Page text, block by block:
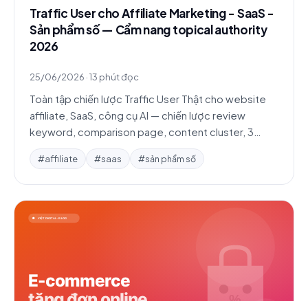
Traffic User cho Affiliate Marketing - SaaS -
Sản phẩm số — Cẩm nang topical authority
2026
25/06/2026 ·13 phút đọc
Toàn tập chiến lược Traffic User Thật cho website
affiliate, SaaS, công cụ AI — chiến lược review
keyword, comparison page, content cluster, 3
case study và FAQ chi tiết.
#affiliate #saas #sản phẩm số